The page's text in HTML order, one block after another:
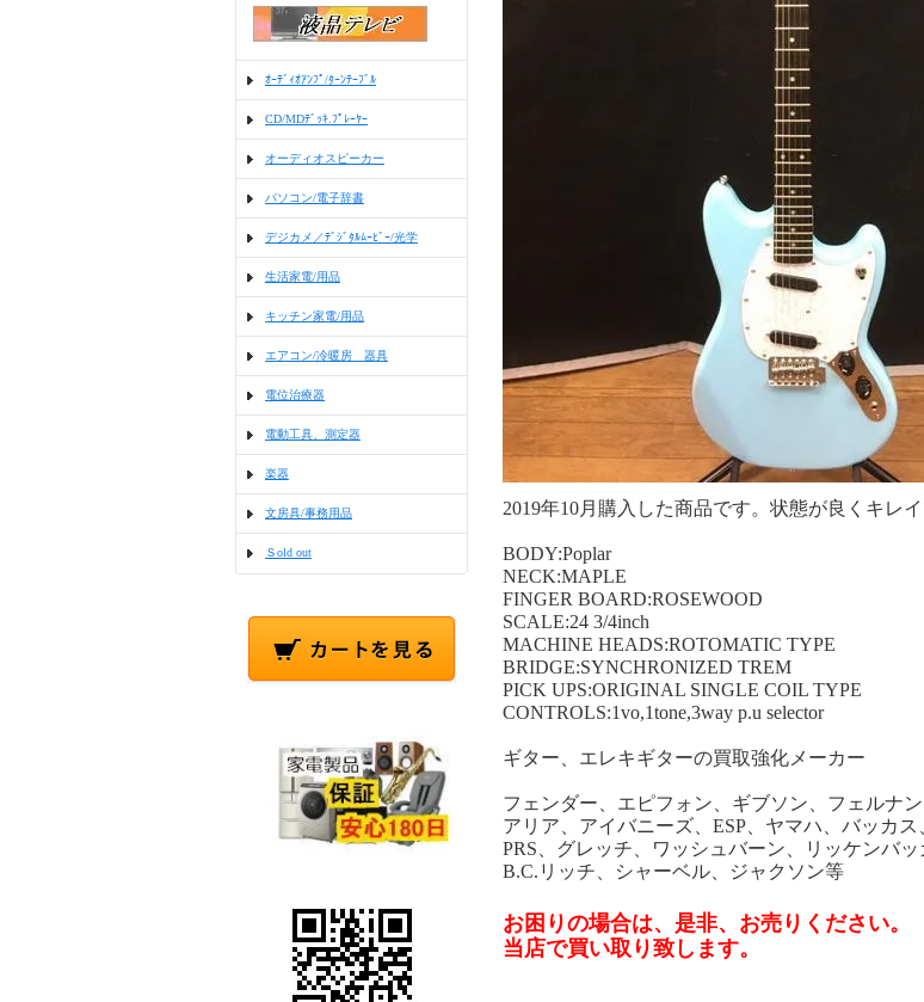
ｵｰﾃﾞｨｵｱﾝﾌﾟ/ﾀｰﾝﾃｰﾌﾞﾙ
CD/MDﾃﾞｯｷ.ﾌﾟﾚｰﾔｰ
オーディオスピーカー
パソコン/電子辞書
デジカメ／ﾃﾞｼﾞﾀﾙﾑｰﾋﾞｰ/光学
生活家電/用品
キッチン家電/用品
エアコン/冷暖房 器具
電位治療器
電動工具、測定器
楽器
文房具/事務用品
Ｓold out
2019年10月購入した商品です。状態が良くキレ
BODY:Poplar
NECK:MAPLE
FINGER BOARD:ROSEWOOD
SCALE:24 3/4inch
MACHINE HEADS:ROTOMATIC TYPE
BRIDGE:SYNCHRONIZED TREM
PICK UPS:ORIGINAL SINGLE COIL TYPE
CONTROLS:1vo,1tone,3way p.u selector
ギター、エレキギターの買取強化メーカー
フェンダー、エピフォン、ギブソン、フェルナン
アリア、アイバニーズ、ESP、ヤマハ、バッカス
PRS、グレッチ、ワッシュバーン、リッケンバッ
B.C.リッチ、シャーベル、ジャクソン等
お困りの場合は、是非、お売りください。
当店で買い取り致します。